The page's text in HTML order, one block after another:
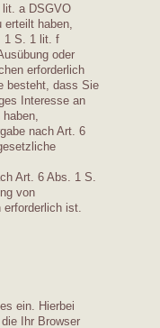
a DSGVO
erteilt haben,
1 S. 1 lit. f
oder
erforderlich
besteht, dass Sie
Interesse an
nach Art. 6
Art. 6 Abs. 1 S.
von
erforderlich ist.
ein. Hierbei
Ihr Browser